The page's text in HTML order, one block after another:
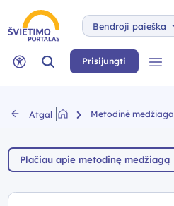
Bendroji paieška
Neįgaliųjų rėžimas
Paieška Prisijungti
Atgal Metodinė medžiaga
Plačiau apie metodinę medžiagą